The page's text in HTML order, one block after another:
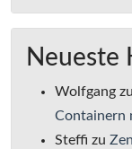
Neueste
Wolfgang zu
Containern
Steffi zu